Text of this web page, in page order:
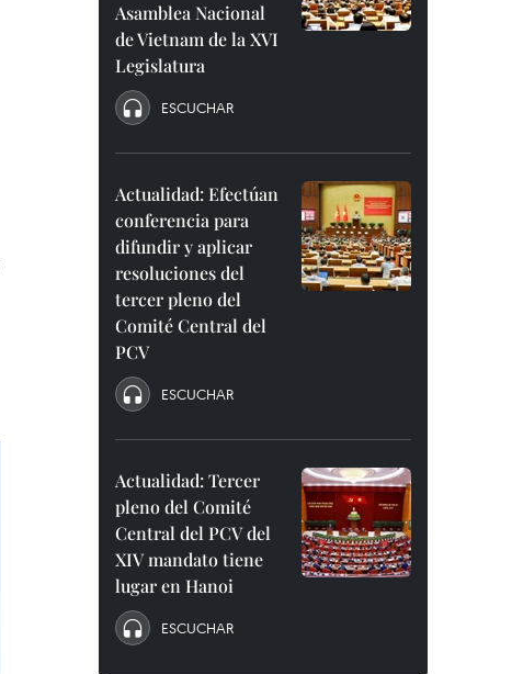
Asamblea Nacional
de Vietnam de la XVI
Legislatura
ESCUCHAR
Actualidad: Efectúan
conferencia para
difundir y aplicar
resoluciones del
tercer pleno del
Comité Central del
PCV
ESCUCHAR
Actualidad: Tercer
pleno del Comité
Central del PCV del
XIV mandato tiene
lugar en Hanoi
ESCUCHAR